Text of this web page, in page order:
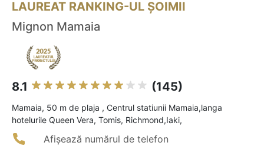
LAUREAT RANKING-UL ȘOIMII
Mignon Mamaia
8.1 (145)
Mamaia, 50 m de plaja , Centrul statiunii Mamaia,langa
hotelurile Queen Vera, Tomis, Richmond,Iaki,
Afișează numărul de telefon